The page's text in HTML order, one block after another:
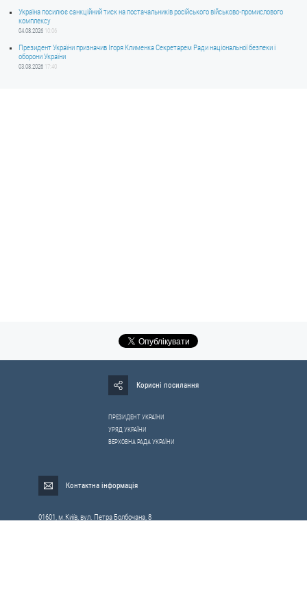
Україна посилює санкційний тиск на постачальників російського військово-промислового
комплексу
04.08.2026 10:06
Президент України призначив Ігоря Клименка Секретарем Ради національної безпеки і
оборони України
03.08.2026 17:40
Корисні посилання
ПРЕЗИДЕНТ УКРАЇНИ
УРЯД УКРАЇНИ
ВЕРХОВНА РАДА УКРАЇНИ
Контактна інформація
01601, м.Київ, вул. Петра Болбочана, 8